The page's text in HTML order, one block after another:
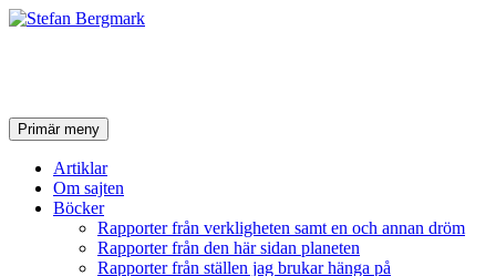
SökPrimär meny Hoppa
till
innehåll
Artiklar
Om sajten
Böcker
Rapporter från verkligheten samt en och annan dröm
Rapporter från den här sidan planeten
Rapporter från ställen jag brukar hänga på